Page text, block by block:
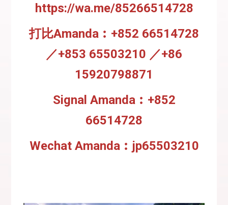
https://wa.me/85266514728
打比Amanda︰+852 66514728
／+853 65503210 ／+86
15920798871
Signal Amanda︰+852
66514728
Wechat Amanda︰jp65503210